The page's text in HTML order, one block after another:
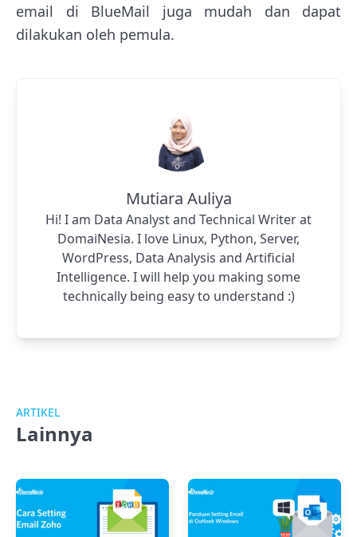
email di BlueMail juga mudah dan dapat
dilakukan oleh pemula.
Mutiara Auliya
Hi! I am Data Analyst and Technical Writer at
DomaiNesia. I love Linux, Python, Server,
WordPress, Data Analysis and Artificial
Intelligence. I will help you making some
technically being easy to understand :)
ARTIKEL
Lainnya